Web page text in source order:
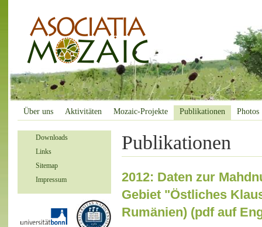
Über uns Aktivitäten Mozaic-Projekte Publikationen Photos
Downloads
Links
Sitemap
Impressum
Publikationen
2012: Daten zur
Gebiet "Östliches
Rumänien) (pdf auf